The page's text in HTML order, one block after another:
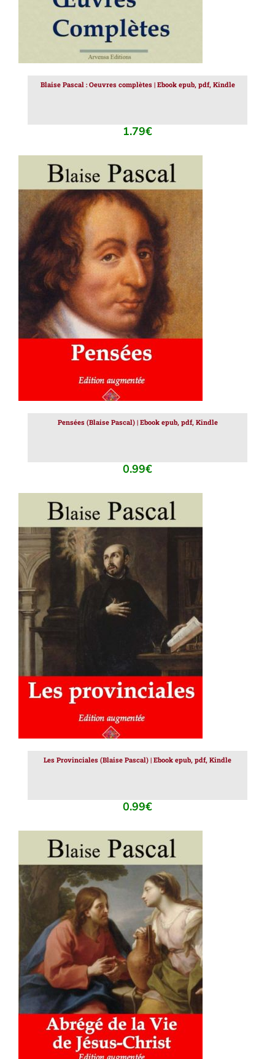
Blaise Pascal : Oeuvres complètes | Ebook epub, pdf, Kindle
1.79€
AJOUTER AU PANIER / DÉTAILS
Pensées (Blaise Pascal) | Ebook epub, pdf, Kindle
0.99€
AJOUTER AU PANIER DÉTAILS
Les Provinciales (Blaise Pascal) | Ebook epub, pdf, Kindle
0.99€
AJOUTER AU PANIER / DÉTAILS